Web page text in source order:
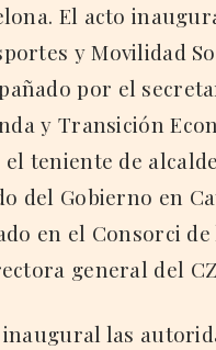
El acto
y Movilidad
por el
y Transición
el teniente de
del Gobierno en
en el Consorci
general del
las